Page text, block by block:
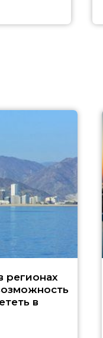
регионах
в